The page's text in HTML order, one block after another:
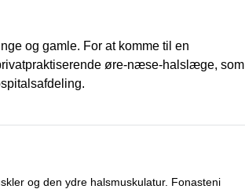
og gamle. For at komme til en
øre-næse-halslæge, som
og den ydre halsmuskulatur. Fonasteni